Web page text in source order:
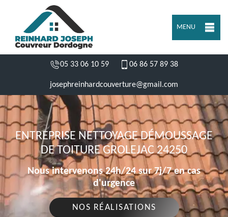
MENU
05 33 06 10 59 06 86 57 89 38
josephreinhardcouverture@gmail.com
ENTREPRISE NETTOYAGE DÉMOUSSAGE
DE TOITURE GROLEJAC 24250
Nous intervenons 24h/24 sur 7j/7 en cas
d'urgence
NOS RÉALISATIONS